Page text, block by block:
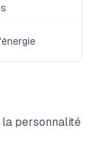
personnalité